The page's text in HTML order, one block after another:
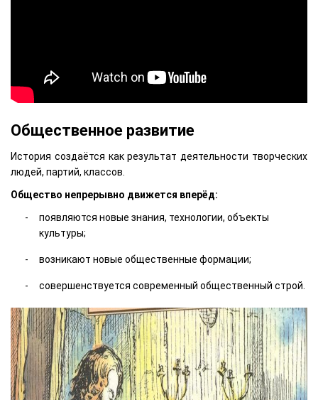
Общественное развитие
История создаётся как результат деятельности творческих
людей, партий, классов.
Общество непрерывно движется вперёд:
появляются новые знания, технологии, объекты
культуры;
возникают новые общественные формации;
совершенствуется современный общественный строй.